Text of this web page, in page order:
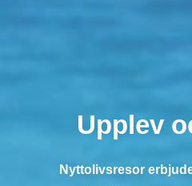
Upplev
Nyttolivsresor